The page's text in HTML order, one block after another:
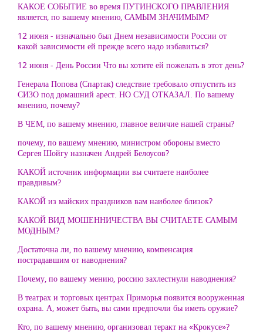
КАКОЕ СОБЫТИЕ во время ПУТИНСКОГО ПРАВЛЕНИЯ
является, по вашему мнению, САМЫМ ЗНАЧИМЫМ?
12 июня - изначально был Днем независимости России от
какой зависимости ей прежде всего надо избавиться?
12 июня - День России Что вы хотите ей пожелать в этот день?
Генерала Попова (Спартак) следствие требовало отпустить из
СИЗО под домашний арест. НО СУД ОТКАЗАЛ. По вашему
мнению, почему?
В ЧЕМ, по вашему мнению, главное величие нашей страны?
почему, по вашему мнению, министром обороны вместо
Сергея Шойгу назначен Андрей Белоусов?
КАКОЙ источник информации вы считаете наиболее
правдивым?
КАКОЙ из майских праздников вам наиболее близок?
КАКОЙ ВИД МОШЕННИЧЕСТВА ВЫ СЧИТАЕТЕ САМЫМ
МОДНЫМ?
Достаточна ли, по вашему мнению, компенсация
пострадавшим от наводнения?
Почему, по вашему мению, россию захлестнули наводнения?
В театрах и торговых центрах Приморья появится вооруженная
охрана. А, может быть, вы сами предпочли бы иметь оружие?
Кто, по вашему мнению, организовал теракт на «Крокусе»?